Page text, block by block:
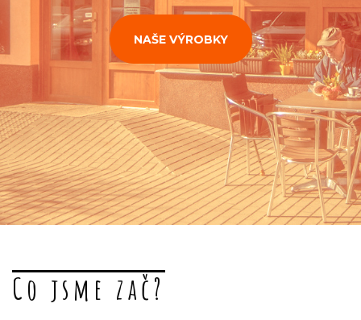
NAŠE VÝROBKY
Co jsme zač?